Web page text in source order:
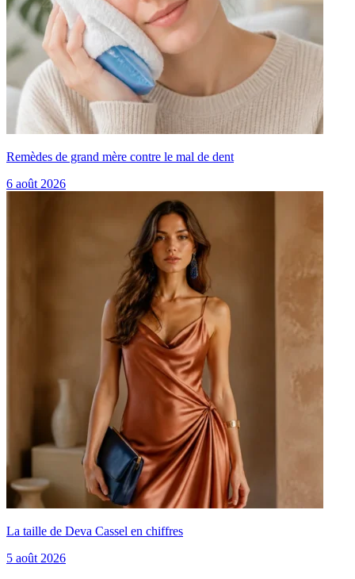
Remèdes de grand mère contre le mal de dent
6 août 2026
La taille de Deva Cassel en chiffres
5 août 2026